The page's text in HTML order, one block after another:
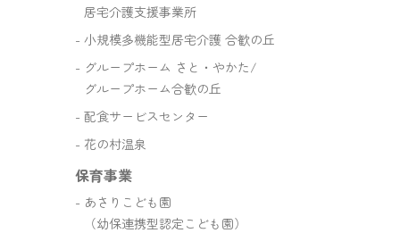
居宅介護支援事業所
小規模多機能型居宅介護 合歓の丘
グループホーム さと・やかた/
グループホーム合歓の丘
配食サービスセンター
花の村温泉
保育事業
あさりこども園
（幼保連携型認定こども園）